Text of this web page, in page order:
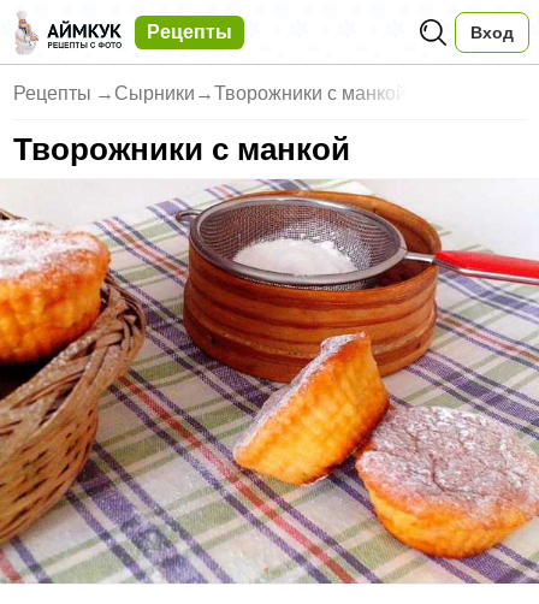
Рецепты Вход
Рецепты → Сырники →Творожники с манкой
Творожники с манкой